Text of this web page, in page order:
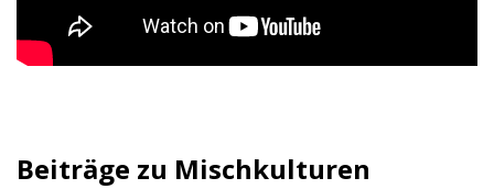
Beiträge zu Mischkulturen